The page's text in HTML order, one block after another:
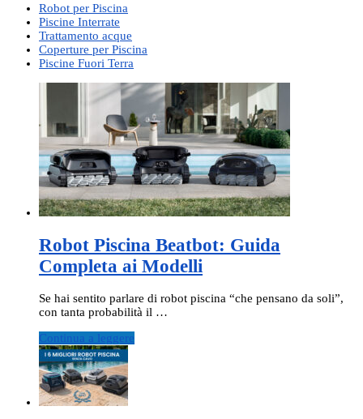
Robot per Piscina
Piscine Interrate
Trattamento acque
Coperture per Piscina
Piscine Fuori Terra
Robot Piscina Beatbot: Guida
Completa ai Modelli
Se hai sentito parlare di robot piscina “che pensano da soli”,
con tanta probabilità il …
Continua a leggere